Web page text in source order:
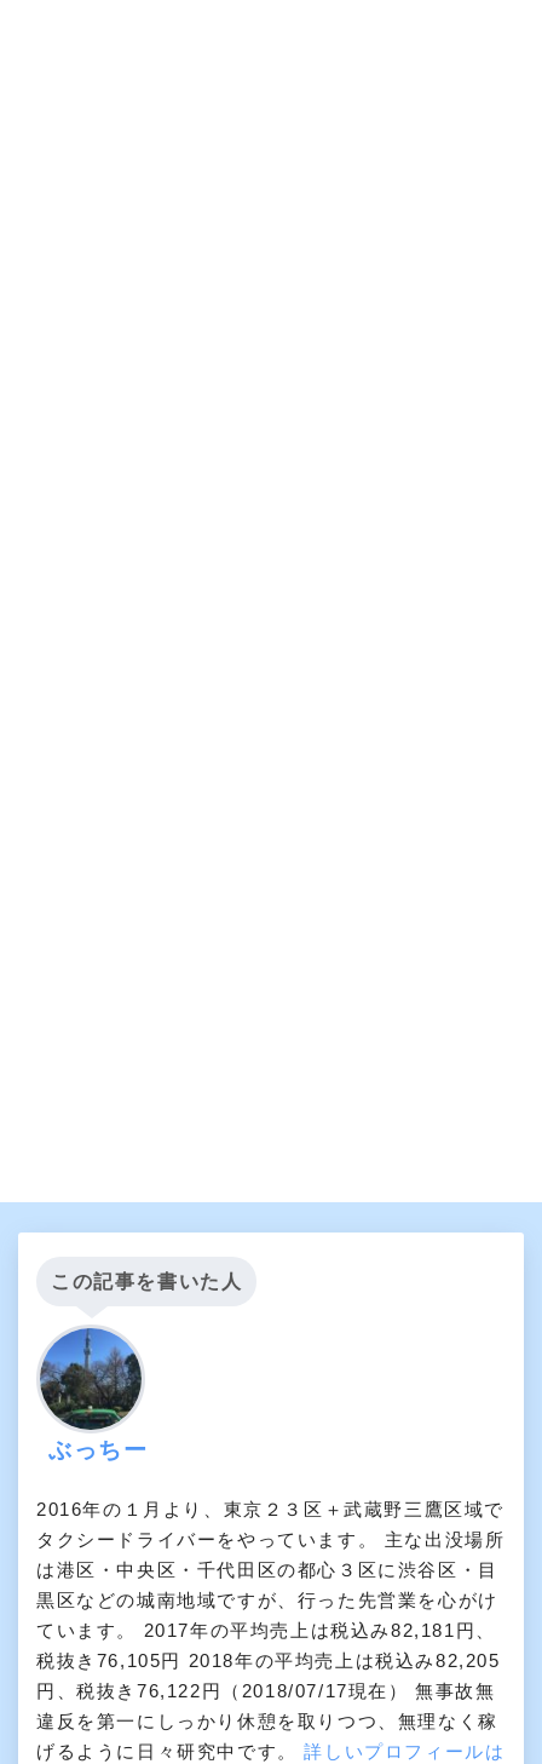
この記事を書いた人
ぶっちー
2016年の１月より、東京２３区＋武蔵野三鷹区域で
タクシードライバーをやっています。 主な出没場所
は港区・中央区・千代田区の都心３区に渋谷区・目
黒区などの城南地域ですが、行った先営業を心がけ
ています。 2017年の平均売上は税込み82,181円、
税抜き76,105円 2018年の平均売上は税込み82,205
円、税抜き76,122円（2018/07/17現在） 無事故無
違反を第一にしっかり休憩を取りつつ、無理なく稼
げるように日々研究中です。詳しいプロフィールは